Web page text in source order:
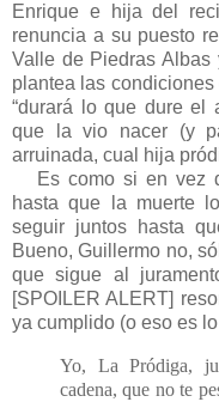
Enrique e hija del
renuncia a su puesto
Valle de Piedras
plantea las
“durará lo que dure el
que la vio nacer (y
arruinada, cual hija
Es como si en vez
hasta que la muerte
seguir juntos hasta
Bueno, Guillermo no,
que sigue al
[SPOILER ALERT]
ya cumplido (o eso es
Yo, La Pródiga,
cadena, que no te